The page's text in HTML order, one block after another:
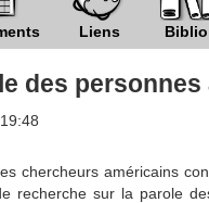
Liens Biblio
des personnes
chercheurs américains
recherche sur la parole